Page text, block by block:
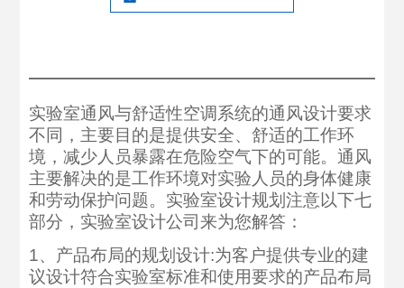
实验室通风与舒适性空调系统的通风设计要求
不同，主要目的是提供安全、舒适的工作环
境，减少人员暴露在危险空气下的可能。通风
主要解决的是工作环境对实验人员的身体健康
和劳动保护问题。实验室设计规划注意以下七
部分，实验室设计公司来为您解答：
1、产品布局的规划设计:为客户提供专业的建
议设计符合实验室标准和使用要求的产品布局